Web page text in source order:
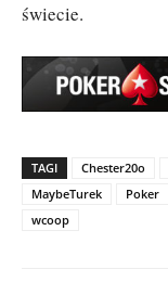
świecie.
TAGI Chester20o
MaybeTurek
Poker
wcoop